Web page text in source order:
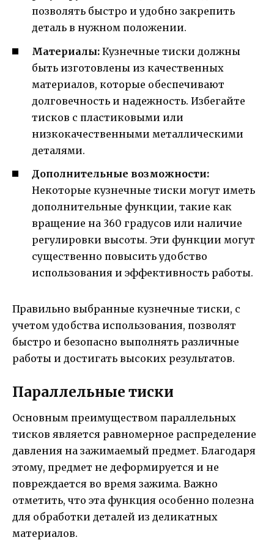
позволять быстро и удобно закрепить
деталь в нужном положении.
Материалы: Кузнечные тиски должны
быть изготовлены из качественных
материалов, которые обеспечивают
долговечность и надежность. Избегайте
тисков с пластиковыми или
низкокачественными металлическими
деталями.
Дополнительные возможности:
Некоторые кузнечные тиски могут иметь
дополнительные функции, такие как
вращение на 360 градусов или наличие
регулировки высоты. Эти функции могут
существенно повысить удобство
использования и эффективность работы.
Правильно выбранные кузнечные тиски, с
учетом удобства использования, позволят
быстро и безопасно выполнять различные
работы и достигать высоких результатов.
Параллельные тиски
Основным преимуществом параллельных
тисков является равномерное распределение
давления на зажимаемый предмет. Благодаря
этому, предмет не деформируется и не
повреждается во время зажима. Важно
отметить, что эта функция особенно полезна
для обработки деталей из деликатных
материалов.